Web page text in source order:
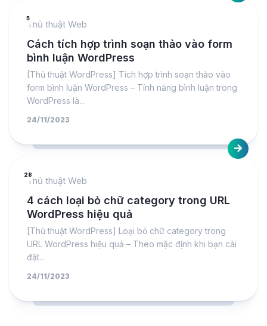
5
Thủ thuật Web
Cách tích hợp trình soạn thảo vào form
bình luận WordPress
[Thủ thuật WordPress] Tích hợp trình soạn thảo vào
form bình luận WordPress – Tính năng bình luận trong
WordPress là...
24/11/2023
28
Thủ thuật Web
4 cách loại bỏ chữ category trong URL
WordPress hiệu quả
[Thủ thuật WordPress] Loại bỏ chữ category trong
URL WordPress hiệu quả – Theo mặc định khi bạn cài
đặt...
24/11/2023